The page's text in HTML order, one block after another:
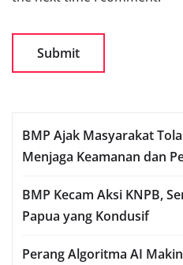
BMP Ajak Masyarakat
Menjaga Keamanan dan
BMP Kecam Aksi KNPB,
Papua yang Kondusif
Perang Algoritma AI